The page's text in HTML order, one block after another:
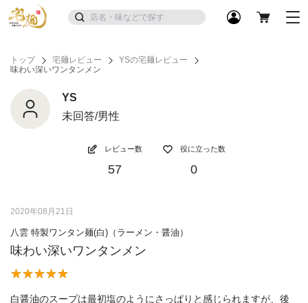
トップ 宅麺レビュー
YSの宅麺レビュー
味わい深いワンタンメン
YS
未回答/男性
レビュー数
57
役に立った数
0
2020年08月21日
八雲 特製ワンタン麺(白)（ラーメン・醤油）
味わい深いワンタンメン
白醤油のスープは最初塩のようにさっぱりと感じられますが、後